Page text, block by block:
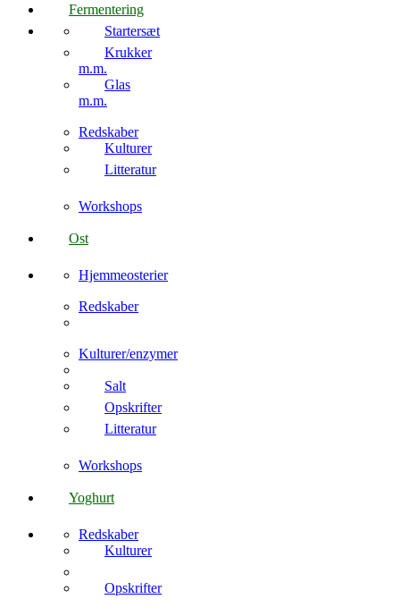
Fermentering
Startersæt
Krukker
m.m.
Glas
m.m.
Redskaber
Kulturer
Litteratur
Workshops
Ost
Hjemmeosterier
Redskaber
Kulturer/enzymer
Salt
Opskrifter
Litteratur
Workshops
Yoghurt
Redskaber
Kulturer
Opskrifter